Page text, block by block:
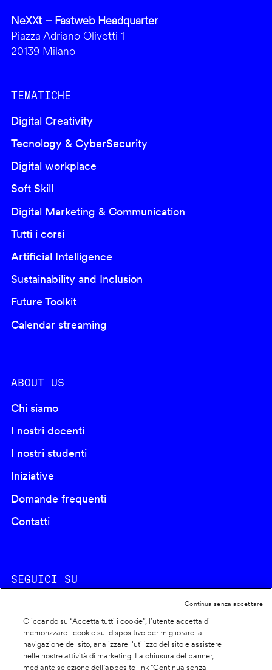
NeXXt – Fastweb Headquarter
Piazza Adriano Olivetti 1
20139 Milano
TEMATICHE
Digital Creativity
Tecnology & CyberSecurity
Digital workplace
Soft Skill
Digital Marketing & Communication
Tutti i corsi
Artificial Intelligence
Sustainability and Inclusion
Future Toolkit
Calendar streaming
ABOUT US
Chi siamo
I nostri docenti
I nostri studenti
Iniziative
Domande frequenti
Contatti
SEGUICI SU
Cookie policy
Cliccando su “Accetta tutti i cookie”, l'utente accetta di
memorizzare i cookie sul dispositivo per migliorare la
navigazione del sito, analizzare l'utilizzo del sito e assistere
nelle nostre attività di marketing. La chiusura del banner,
mediante selezione dell’apposito link "Continua senza
Continua senza accettare